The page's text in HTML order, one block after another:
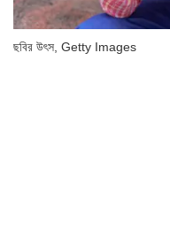
ছবির উৎস, Getty Images